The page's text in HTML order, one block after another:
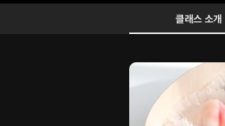
Configuration Information Shortcuts클래스 소개